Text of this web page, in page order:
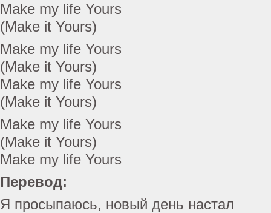
Make my life Yours
(Make it Yours)
Make my life Yours
(Make it Yours)
Make my life Yours
(Make it Yours)
Make my life Yours
(Make it Yours)
Make my life Yours
Перевод:
Я просыпаюсь, новый день настал